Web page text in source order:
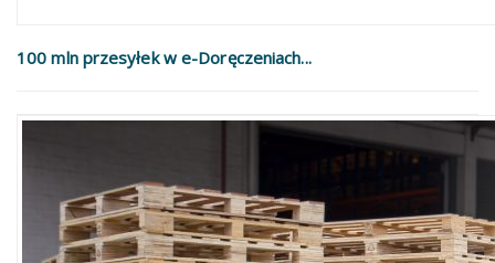
100 mln przesyłek w e-Doręczeniach...